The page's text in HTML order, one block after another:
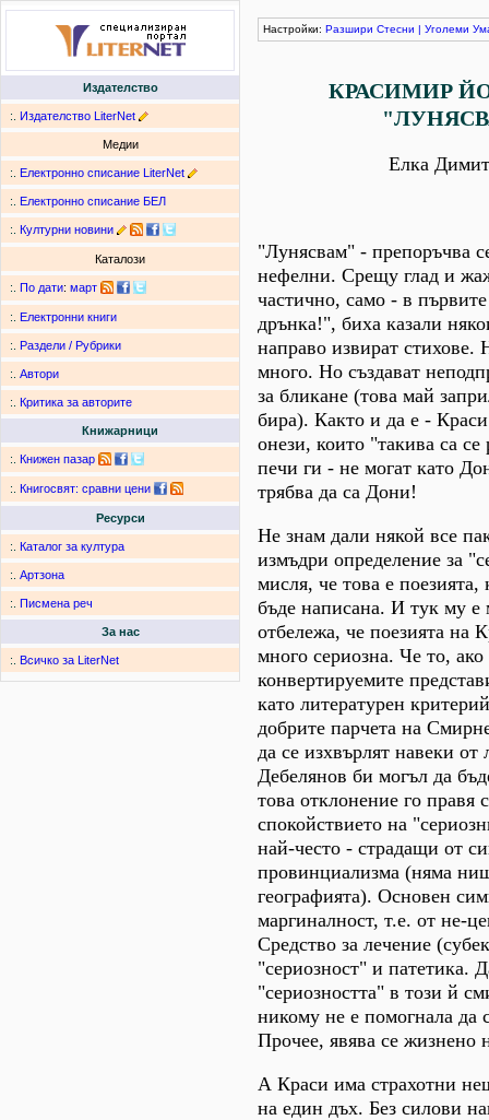
Издателство
:. Издателство LiterNet
Медии
:. Електронно списание LiterNet
:. Електронно списание БЕЛ
:. Културни новини
Каталози
:. По дати: март
:. Електронни книги
:. Раздели / Рубрики
:. Автори
:. Критика за авторите
Книжарници
:. Книжен пазар
:. Книгосвят: сравни цени
Ресурси
:. Каталог за култура
:. Артзона
:. Писмена реч
За нас
:. Всичко за LiterNet
Настройки: Разшири Стесни | Уголеми
КРАСИМИР
Елка
"Лунясвам" - препоръчва
нефелни. Срещу глад и
частично, само - в
дрънка!", биха казали
направо извират стихове.
много. Но създават
за бликане (това май
бира). Както и да е -
онези, които "такива са
печи ги - не могат като
трябва да са Дони!
Не знам дали някой все
измъдри определение за
мисля, че това е
бъде написана. И тук му е
отбележа, че поезията на
много сериозна. Че то,
конвертируемите
като литературен
добрите парчета на
да се изхвърлят навеки от
Дебелянов би могъл да
това отклонение го правя
спокойствието на
най-често - страдащи от
провинциализма (няма
географията). Основен
маргиналност, т.е. от не-
Средство за лечение
"сериозност" и патетика.
"сериозността" в този й
никому не е помогнала да
Прочее, явява се жизнено
А Краси има страхотни
на един дъх. Без силови